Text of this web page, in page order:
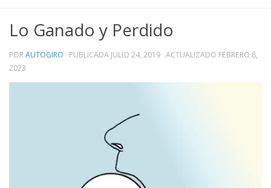
Lo Ganado y Perdido
PORAUTOGIRO · PUBLICADA JULIO 24, 2019 · ACTUALIZADO FEBRERO 8,
2023